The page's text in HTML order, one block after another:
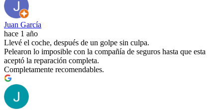
Juan García
hace 1 año
Llevé el coche, después de un golpe sin culpa.
Pelearon lo imposible con la compañía de seguros hasta que esta
aceptó la reparación completa.
Completamente recomendables.